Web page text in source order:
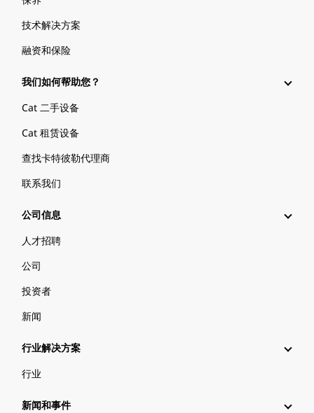
技术解决方案
融资和保险
我们如何帮助您？
Cat 二手设备
Cat 租赁设备
查找卡特彼勒代理商
联系我们
公司信息
人才招聘
公司
投资者
新闻
行业解决方案
行业
新闻和事件